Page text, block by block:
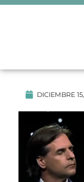
DICIEMBRE